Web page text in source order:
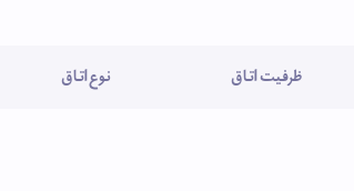
ظرفیت اتاق نوع اتاق